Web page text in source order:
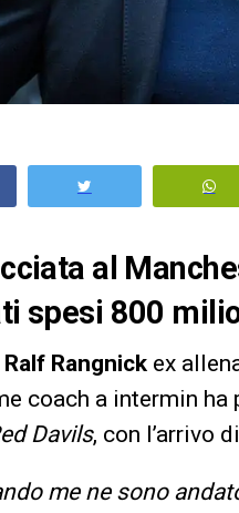
al
spesi 800
Ralf Rangnick ex
coach a intermin ha
Davils, con l’arrivo di
me ne sono